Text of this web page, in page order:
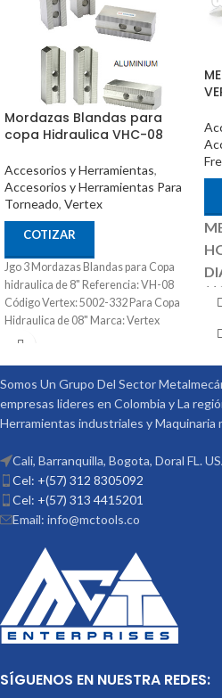
Mordazas Blandas para
copa Hidraulica VHC-08
Accesorios y Herramientas,
Accesorios y Herramientas Para
Torneado, Vertex
COTIZAR
Jgo 3 Mordazas Blandas para Copa
hidraulica de 8" Referencia: VH-08
Código Vertex: 5002-332 Para Copa
Hidraulica de 08" Marca: Vertex
14
Somos Un Grupo Del Sector
empresas lideres en Colombia y La
Herramientas industriales y Maquinaria
Cali, Barranquilla, Bogota, Doral FL.
Cel: +(57) 312 8305092
Cel: +(57) 313 4415201
Email: info@mctools.co
SÍGUENOS EN NUESTRA REDES: